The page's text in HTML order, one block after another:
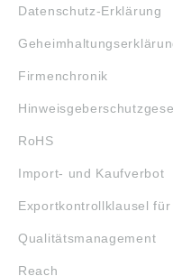
Datenschutz-Erklärung
Firmenchronik
RoHS
Import- und Kaufverbot
Exportkontrollklausel
Qualitätsmanagement
Reach